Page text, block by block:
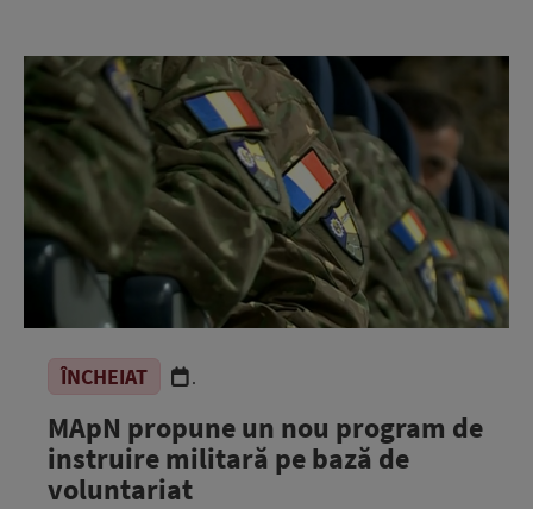
ÎNCHEIAT .
MApN propune un nou program de
instruire militară pe bază de
voluntariat